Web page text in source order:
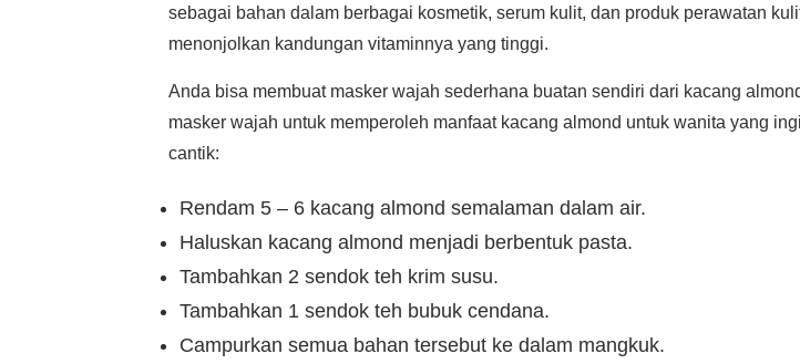
sebagai bahan dalam berbagai kosmetik, serum kulit, dan produk perawatan
menonjolkan kandungan vitaminnya yang tinggi.
Anda bisa membuat masker wajah sederhana buatan sendiri dari kacang
masker wajah untuk memperoleh manfaat kacang almond untuk wanita yang
cantik:
Rendam 5 – 6 kacang almond semalaman dalam air.
Haluskan kacang almond menjadi berbentuk pasta.
Tambahkan 2 sendok teh krim susu.
Tambahkan 1 sendok teh bubuk cendana.
Campurkan semua bahan tersebut ke dalam mangkuk.